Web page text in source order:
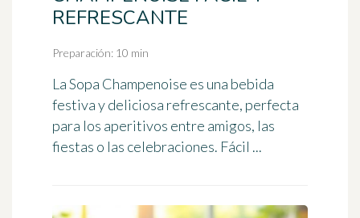
REFRESCANTE
Preparación: 10 min
La Sopa Champenoise es una bebida
festiva y deliciosa refrescante, perfecta
para los aperitivos entre amigos, las
fiestas o las celebraciones. Fácil ...